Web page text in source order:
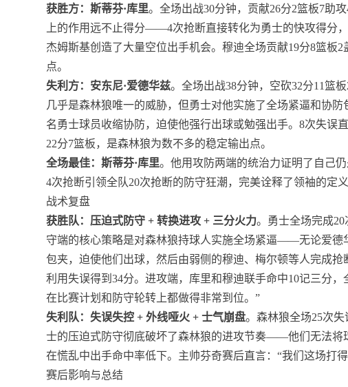
获胜方：斯蒂芬·库里。全场出战30分钟，贡献26分2篮板7助
上的作用远不止得分——4次抢断直接转化为勇士的快攻得分
杰姆斯基创造了大量空位出手机会。穆迪全场贡献19分8篮板
点。
失利方：安东尼·爱德华兹。全场出战38分钟，空砍32分11篮
几乎是森林狼唯一的威胁，但勇士对他实施了全场紧逼和协
名勇士球员收缩协防，迫使他强行出球或勉强出手。8次失误
22分7篮板，是森林狼为数不多的稳定输出点。
全场最佳：斯蒂芬·库里。他用攻防两端的统治力证明了自己
4次抢断引领全队20次抢断的防守狂潮，完美诠释了领袖的定义
战术复盘
获胜队：压迫式防守 + 转换进攻 + 三分火力。勇士全场完成
守端的核心策略是对森林狼持球人实施全场紧逼——无论爱德
包夹，迫使他们出球，然后由弱侧的穆迪、梅尔顿等人完成
利用失误得到34分。进攻端，库里和穆迪联手命中10记三分
在比赛计划和防守轮转上都做得非常到位。”
失利队：失误失控 + 外线哑火 + 士气崩盘。森林狼全场25次
士的压迫式防守彻底破坏了森林狼的进攻节奏——他们无法将
在慌乱中出手命中率低下。主帅芬奇赛后直言：“我们这场打
赛后影响与总结